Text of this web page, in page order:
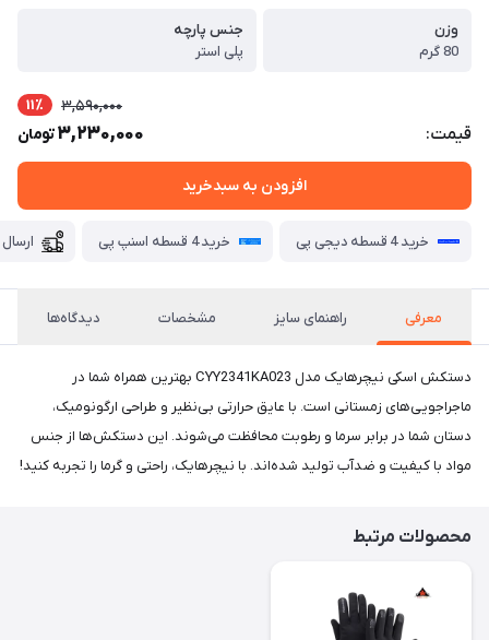
وزن
80 گرم
جنس پارچه
پلی استر
قیمت:
3,590,000 11٪
3,230,000تومان
افزودن به سبدخرید
خرید 4 قسطه دیجی پی خرید 4 قسطه اسنپ پی
معرفی راهنمای سایز مشخصات دیدگاه‌ها
دستکش اسکی نیچرهایک مدل CYY2341KA023 بهترین همراه شما در
ماجراجویی‌های زمستانی است. با عایق حرارتی بی‌نظیر و طراحی ارگونومیک،
دستان شما در برابر سرما و رطوبت محافظت می‌شوند. این دستکش‌ها از جنس
مواد با کیفیت و ضدآب تولید شده‌اند. با نیچرهایک، راحتی و گرما را تجربه کنید!
محصولات مرتبط